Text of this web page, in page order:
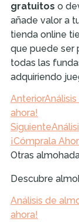
gratuitos o
añade valor a
tienda online
que puede ser
todas las
adquiriendo
Anterior
ahora!
Siguiente
¡Cómprala
Otras
Descubre
Análisis de
ahora!